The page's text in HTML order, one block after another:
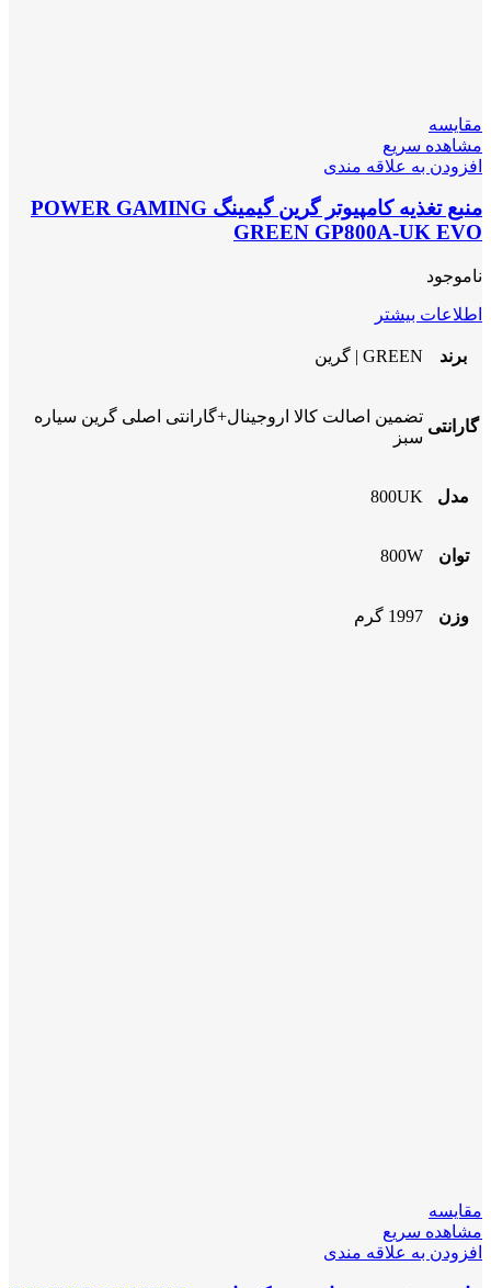
مقایسه
مشاهده سریع
افزودن به علاقه مندی
منبع تغذیه کامپیوتر گرین گیمینگ POWER GAMING
GREEN GP800A-UK EVO
ناموجود
اطلاعات بیشتر
برند GREEN | گرین
گارانتی
تضمین اصالت کالا اروجینال+گارانتی اصلی گرین سیاره
سبز
مدل 800UK
توان 800W
وزن 1997 گرم
مقایسه
مشاهده سریع
افزودن به علاقه مندی